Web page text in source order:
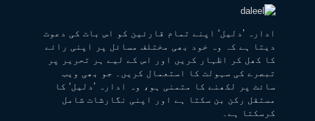
ادارہ ’دلیل‘ اپنے تمام قارئین کو اس بات کی دعوت
دیتا ہے کہ وہ خود بھی مختلف مسائل پر اپنی رائے
کا کھل کر اظہار کریں اور اس کے لیے ہر تحریر پر
تبصرے کی سہولت کا استعمال کریں۔ جو بھی ویب
سائٹ پر لکھنے کا متمنی ہو، وہ ادارہ ’دلیل‘ کا
مستقل رکن بن سکتا ہے اور اپنی نگارشات شامل
کرسکتا ہے۔